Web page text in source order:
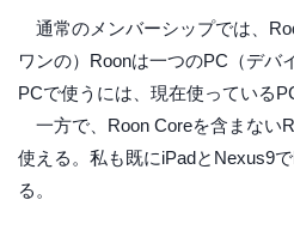
通常のメンバーシップでは、
ワンの）Roonは一つのPC（デバ
PCで使うには、現在使っている
一方で、Roon Coreを含まない
使える。私も既にiPadとNexus9
る。